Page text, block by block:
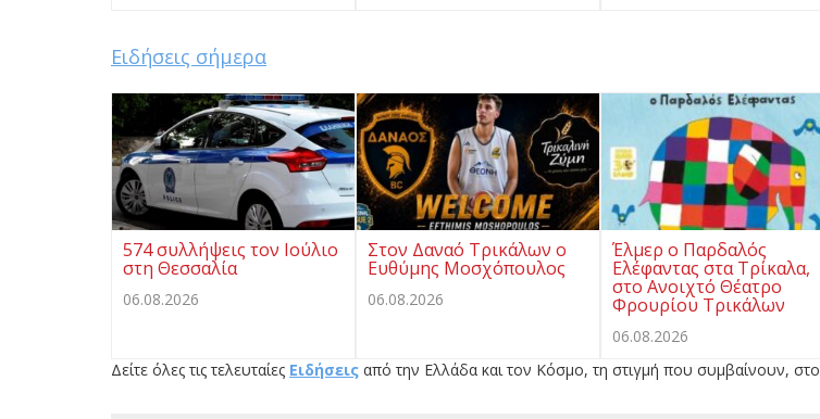
Ειδήσεις σήμερα
574 συλλήψεις τον Ιούλιο
στη Θεσσαλία
06.08.2026
Στον Δαναό Τρικάλων ο
Ευθύμης Μοσχόπουλος
06.08.2026
Έλμερ ο Παρδαλός
Ελέφαντας στα Τρίκαλα,
στο Ανοιχτό Θέατρο
Φρουρίου Τρικάλων
06.08.2026
Δείτε όλες τις τελευταίες Ειδήσεις από την Ελλάδα και τον Κόσμο, τη στιγμή που συμβαίνουν, στο